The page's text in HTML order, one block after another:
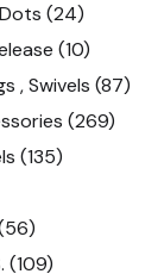
(24)
(10)
, Swivels (87)
(269)
(135)
(109)